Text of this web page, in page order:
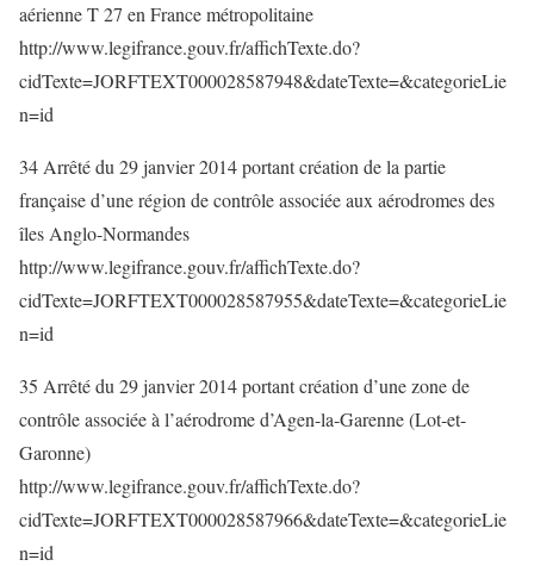
aérienne T 27 en France métropolitaine
http://www.legifrance.gouv.fr/affichTexte.do?
cidTexte=JORFTEXT000028587948&dateTexte=&categorieLie
n=id
34 Arrêté du 29 janvier 2014 portant création de la partie
française d’une région de contrôle associée aux aérodromes des
îles Anglo-Normandes
http://www.legifrance.gouv.fr/affichTexte.do?
cidTexte=JORFTEXT000028587955&dateTexte=&categorieLie
n=id
35 Arrêté du 29 janvier 2014 portant création d’une zone de
contrôle associée à l’aérodrome d’Agen-la-Garenne (Lot-et-
Garonne)
http://www.legifrance.gouv.fr/affichTexte.do?
cidTexte=JORFTEXT000028587966&dateTexte=&categorieLie
n=id